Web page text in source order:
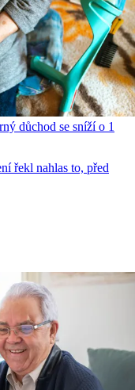
důchod se sníží o 1
řekl nahlas to, před